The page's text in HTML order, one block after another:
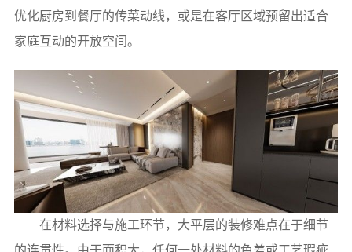
优化厨房到餐厅的传菜动线，或是在客厅区域预留出适合
家庭互动的开放空间。
在材料选择与施工环节，大平层的装修难点在于细节